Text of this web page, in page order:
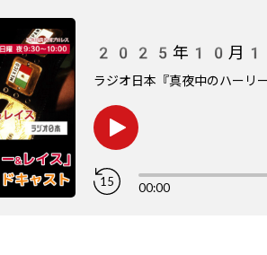
2025年10月19
ラジオ日本『真夜中のハーリ
15 00:00